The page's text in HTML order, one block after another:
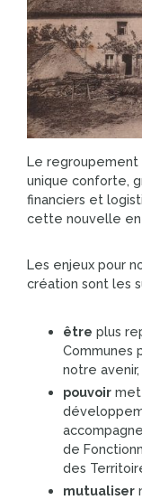
Le regroupement
unique conforte,
financiers et
cette nouvelle
Les enjeux pour
création sont les
être plus
Communes
notre avenir,
pouvoir
de
des
mutualiser